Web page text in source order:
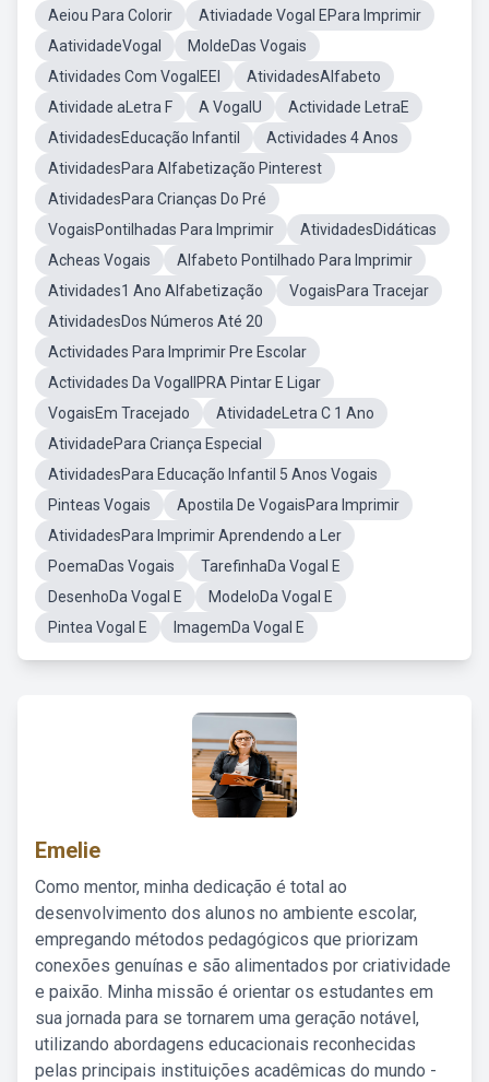
Aeiou Para Colorir
Ativiadade Vogal EPara Imprimir
AatividadeVogal
MoldeDas Vogais
Atividades Com VogalEEI
AtividadesAlfabeto
Atividade aLetra F
A VogalU
Actividade LetraE
AtividadesEducação Infantil
Actividades 4 Anos
AtividadesPara Alfabetização Pinterest
AtividadesPara Crianças Do Pré
VogaisPontilhadas Para Imprimir
AtividadesDidáticas
Acheas Vogais
Alfabeto Pontilhado Para Imprimir
Atividades1 Ano Alfabetização
VogaisPara Tracejar
AtividadesDos Números Até 20
Actividades Para Imprimir Pre Escolar
Actividades Da VogalIPRA Pintar E Ligar
VogaisEm Tracejado
AtividadeLetra C 1 Ano
AtividadePara Criança Especial
AtividadesPara Educação Infantil 5 Anos Vogais
Pinteas Vogais
Apostila De VogaisPara Imprimir
AtividadesPara Imprimir Aprendendo a Ler
PoemaDas Vogais
TarefinhaDa Vogal E
DesenhoDa Vogal E
ModeloDa Vogal E
Pintea Vogal E
ImagemDa Vogal E
Emelie
Como mentor, minha dedicação é total ao
desenvolvimento dos alunos no ambiente escolar,
empregando métodos pedagógicos que priorizam
conexões genuínas e são alimentados por criatividade
e paixão. Minha missão é orientar os estudantes em
sua jornada para se tornarem uma geração notável,
utilizando abordagens educacionais reconhecidas
pelas principais instituições acadêmicas do mundo -